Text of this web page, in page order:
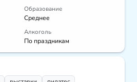
Образование
Среднее
Алкоголь
По праздникам